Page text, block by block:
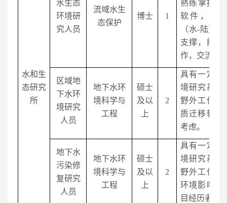
水和生
态研究
所
水生态
环境研
究人员
流域水生
态保护
博士 1
熟练掌握
软件，为
（水-陆）
支撑，能够
作，交流能
区域地
下水环
境研究
人员
地下水环
境科学与
工程
硕士
及以
上
2
具有一定区
境研究基础
野外工作，
质迁移转化
考虑。
地下水
污染修
复研究
人员
地下水环
境科学与
工程
硕士
及以
上
2
具有一定场
境研究基础
野外工作，
环境影响风
目经历者优